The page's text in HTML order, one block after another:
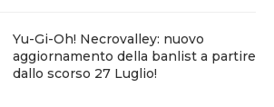
Yu-Gi-Oh! Necrovalley: nuovo
aggiornamento della banlist a partire
dallo scorso 27 Luglio!